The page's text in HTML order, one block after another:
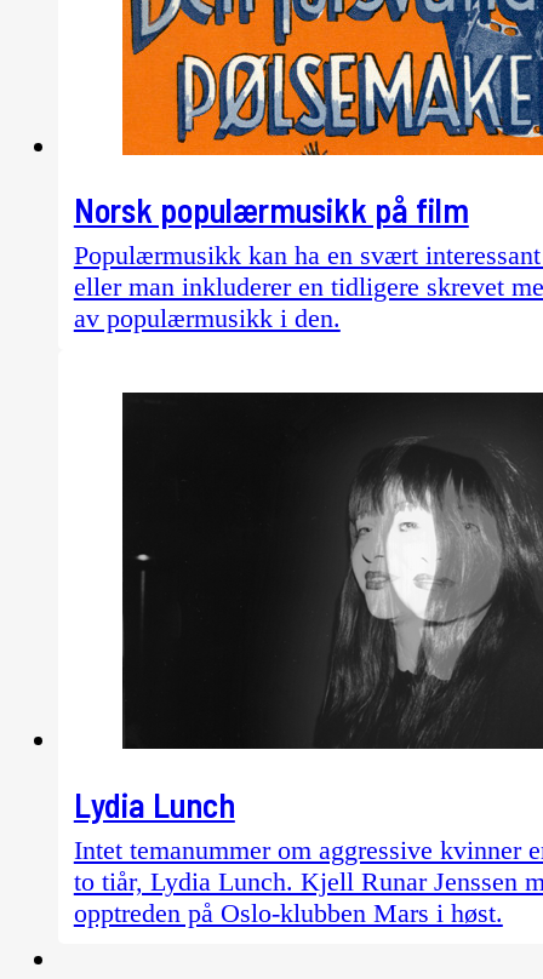
Norsk populærmusikk på film
Populærmusikk kan ha en svært
eller man inkluderer en tidligere skrevet
av populærmusikk i den.
Lydia Lunch
Intet temanummer om aggressive kvinner
to tiår, Lydia Lunch. Kjell Runar Jenssen
opptreden på Oslo-klubben Mars i høst.